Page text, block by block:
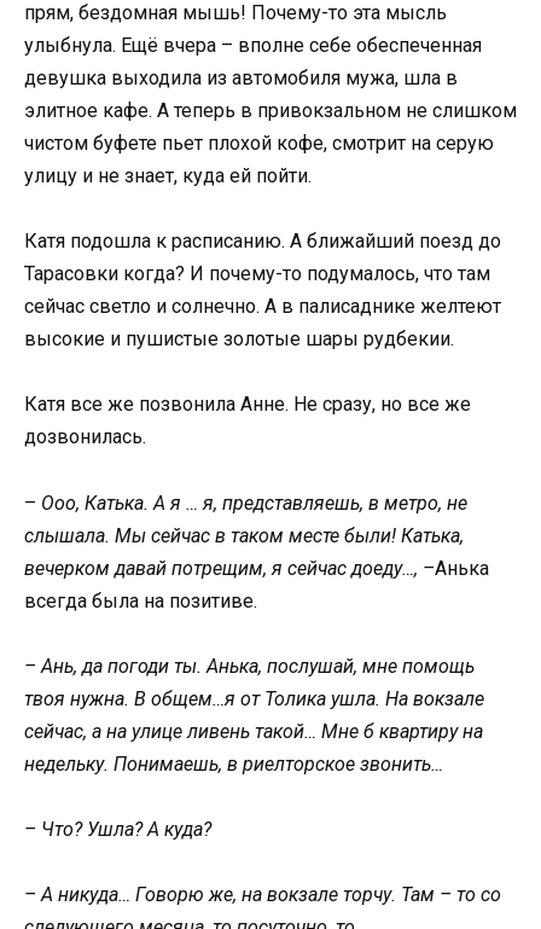
прям, бездомная мышь! Почему-то эта мысль
улыбнула. Ещё вчера – вполне себе обеспеченная
девушка выходила из автомобиля мужа, шла в
элитное кафе. А теперь в привокзальном не слишком
чистом буфете пьет плохой кофе, смотрит на серую
улицу и не знает, куда ей пойти.
Катя подошла к расписанию. А ближайший поезд до
Тарасовки когда? И почему-то подумалось, что там
сейчас светло и солнечно. А в палисаднике желтеют
высокие и пушистые золотые шары рудбекии.
Катя все же позвонила Анне. Не сразу, но все же
дозвонилась.
– Ооо, Катька. А я … я, представляешь, в метро, не
слышала. Мы сейчас в таком месте были! Катька,
вечерком давай потрещим, я сейчас доеду…, –Анька
всегда была на позитиве.
– Ань, да погоди ты. Анька, послушай, мне помощь
твоя нужна. В общем…я от Толика ушла. На вокзале
сейчас, а на улице ливень такой… Мне б квартиру на
недельку. Понимаешь, в риелторское звонить…
– Что? Ушла? А куда?
– А никуда… Говорю же, на вокзале торчу. Там – то со